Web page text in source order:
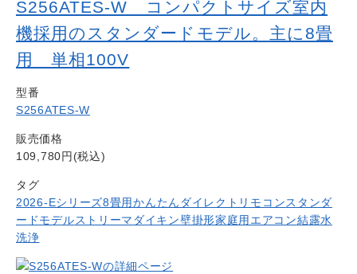
S256ATES-W コンパクトサイズ室内
機採用のスタンダードモデル。主に8畳
用 単相100V
型番
S256ATES-W
販売価格
109,780円(税込)
タグ
2026-Eシリーズ8畳用かんたんダイレクトリモコンスタンダ
ードモデルストリーマ ダイキン壁掛形家庭用エアコン結露水
洗浄